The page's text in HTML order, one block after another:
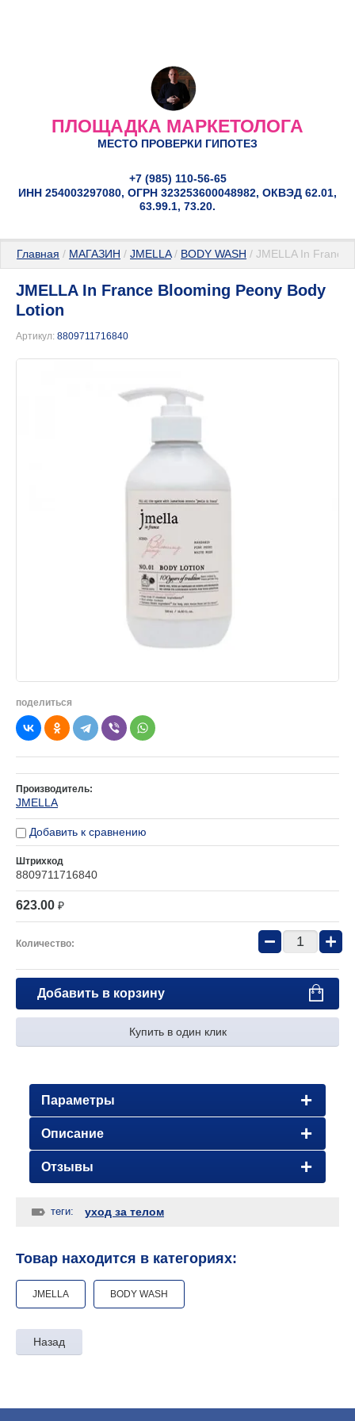
ПЛОЩАДКА МАРКЕТОЛОГА
МЕСТО ПРОВЕРКИ ГИПОТЕЗ
+7 (985) 110-56-65
ИНН 254003297080, ОГРН 323253600048982, ОКВЭД 62.01,
63.99.1, 73.20.
Главная / МАГАЗИН / JMELLA / BODY WASH / JMELLA In France
JMELLA In France Blooming Peony Body
Lotion
Артикул: 8809711716840
поделиться
Производитель:
JMELLA
Добавить к сравнению
Штрихкод
8809711716840
623.00 ₽
Количество: − +
Добавить в корзину
Купить в один клик
Параметры
Описание
Отзывы
теги: уход за телом
Товар находится в категориях:
JMELLA BODY WASH
Назад